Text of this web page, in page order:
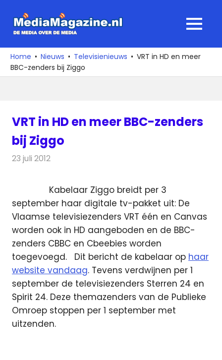
naar
media
over
de
MENU
Home Nieuws Televisienieuws
VRT in HD en meer
BBC-zenders bij Ziggo
VRT in HD en meer BBC-zenders
bij Ziggo
23 juli 2012
Kabelaar Ziggo breidt per 3
september haar digitale tv-pakket uit: De
Vlaamse televisiezenders VRT één en Canvas
worden ook in HD aangeboden en de BBC-
zenders CBBC en Cbeebies worden
toegevoegd. Dit bericht de kabelaar op haar
website vandaag. Tevens verdwijnen per 1
september de televisiezenders Sterren 24 en
Spirit 24. Deze themazenders van de Publieke
Omroep stoppen per 1 september met
uitzenden.